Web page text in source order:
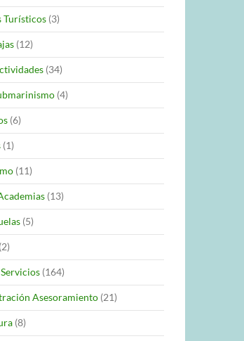
Turísticos (3)
(12)
(34)
(4)
(6)
(1)
(11)
(13)
(5)
(2)
(164)
Asesoramiento (21)
(8)